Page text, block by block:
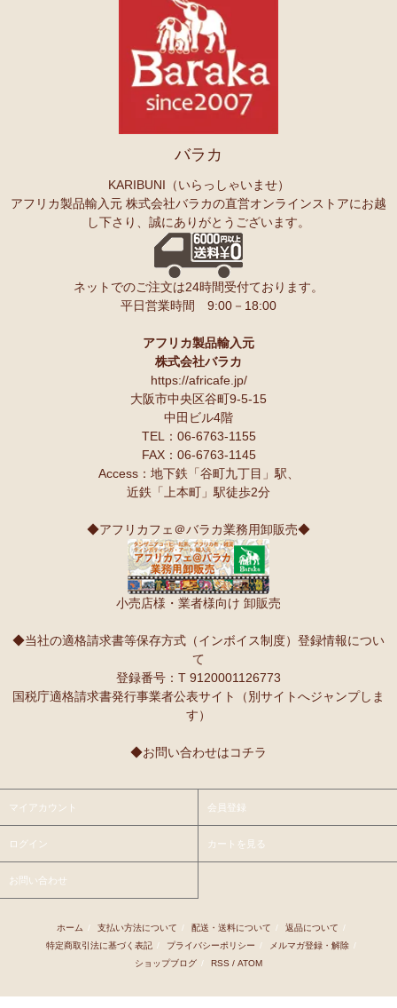
カンガ～アフリカの生活布～ 人気柄が限定数再入荷！現
マサイシュカ アフリカの布ページに新入荷！
マサイ民族のマント 軽くおしゃれなブランケット
スクエアトートバッグ～キテンゲ本革仕立て
◇ハイクオリティ◇で仕立てた新作登場！『ニッポンの技×アフリ
10/20：ミニころりんハンドバッグ～キテンゲ本革仕立て～キテ
ンゲ◇ハイクオリティ◇で仕立てた新作登場！『ニッポンの技×ア
長財布L字ファスナー～キテンゲ本革仕立て
ハイクオリティ◇で仕立てた新作登場！『ニッポンの技×アフリカ
天然石ソープストーン オブジェ カバ絵皿
アフリカンキーホルダー バッグチャーム
リカ雑貨コーナー新入荷！
ティンガティンガ・アート～ロングサイズ（縦長・横長）
10/10：ティンガティンガ・アート～Lサイズの作品 新入荷！作家
名ごとに2つのカテゴリーでご紹介します
開催決定！【特別企画】ティンガティンガ・アーティスト
に弟子入り体験ワークショップ
〈1日コース〉〈2日コース〉 参加予約受付中！
レギュラーカラー半袖シャツ～キテンゲ◇ハイクオリティ
【MOTTAINAI】～もったいない～カシューナッツ ワケあ
り 賞味期限間近セール！
【予約開始】ティンガティンガ・カレンダー『ティンガテ
テンゲ◇ハイクオリティ◇で仕立てた新作登場！
◇で仕立てた新作登場！『ニッポンの技×アフリカの色』
手彫り金細工ジュエリー 新入荷！～ザンジバル金職人のハ
Ｓさまより あったか裏ボア！キテンゲ ネックウォーマー
どれも素敵な柄で迷いますね。全部やっぱりかわいい。家族にプレセ
ントも考えているので、思いっきり買おうと思います。
上高地の山に行ったときに、アフリカと日本の山のマッチング合うな
ーと思ってネックウォーマーを身に着けました。
Ｏさまより ザンジバルスパイスMIXスパイスのご感想
実は、昨年4月にイベントで購入して以来、未使用だったのですが、
年明けから使い始め、これはおいしい！と思い、今回たくさん購入さ
せていただきました。
友人にもプレゼントしたいと思います♪
スパイスが持つ可能性も奥深いですよね。
Ｓさまより カシューナッツへのご感想
こんにちは。昨夜コーヒーとカシューナッツを受け取りました。
でカリカリとしてローストの感じもよく豆本来の甘みもあり、とても
夫も私もナッツ類が大好きで、食べだしたら止まりません。
Ｏさまより キテンゲ オトナのステテコパンツへのご感想
生地が薄く涼しい。動きやすい。履きやすい。
小学一年の授業で、世界の民話を読もうということで、『しんぞうと
ひげ』を読ませてもらいました。
クラスで読み聞かせをすると、子ども達の笑顔があっと言う間に満開
顔を見合わせて笑う子ども、お腹を抱えて笑う子ども、面白すぎる
ー！と声をあげて笑う子ども、、、
Ｓさまより ティンガティンガ・アートへのご感想
先日購入させて頂いた絵は大変気にいっています。
また、ダウディのほかの作品を紹介して頂き、ありがとうございま
す。他にも2点気になる作品があります。
アフリカらしいデザインで素敵です。形もいいけど、色も素敵！
今着けているネックレスと合わせて2つを重ねづけを楽しみます！
Ｙさまより 紅茶アフリカンプライドへのご感想
ミルクティーで飲むとすごく美味しいです。
Ｋさまより ■初めての方限定■全国送料無料■カフェアフリ
カ・バラカへのご感想
バラカ
KARIBUNI（いらっしゃいませ）
アフリカ製品輸入元 株式会社バラカの直営オンラインストアにお越
し下さり、誠にありがとうございます。
ネットでのご注文は24時間受付ております。
平日営業時間 9:00－18:00
アフリカ製品輸入元
株式会社バラカ
https://africafe.jp/
大阪市中央区谷町9-5-15
中田ビル4階
TEL：06-6763-1155
FAX：06-6763-1145
Access：地下鉄「谷町九丁目」駅、
近鉄「上本町」駅徒歩2分
◆アフリカフェ＠バラカ業務用卸販売◆
小売店様・業者様向け 卸販売
◆当社の適格請求書等保存方式（インボイス制度）登録情報につい
て
登録番号：T 9120001126773
国税庁適格請求書発行事業者公表サイト（別サイトへジャンプしま
す）
◆お問い合わせはコチラ
マイアカウント 会員登録
ログイン カートを見る
お問い合わせ
ホーム / 支払い方法について / 配送・送料について / 返品について
/
特定商取引法に基づく表記 / プライバシーポリシー / メルマガ登録・解除 /
ショップブログ / RSS / ATOM